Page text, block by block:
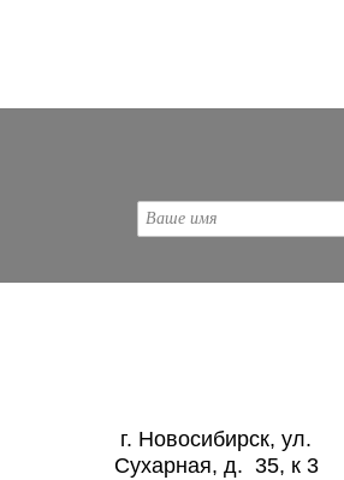
г. Новосибирск, ул.
Сухарная, д. 35, к 3
Ваше имя